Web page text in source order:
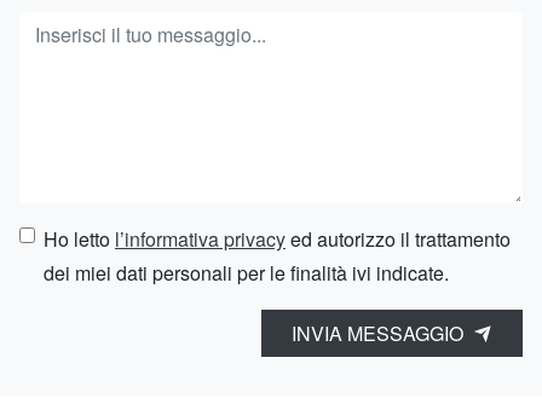
Ho letto l’informativa privacyed autorizzo il trattamento
dei miei dati personali per le finalità ivi indicate.
INVIA MESSAGGIO